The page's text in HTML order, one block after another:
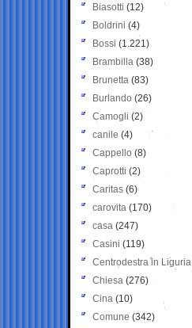
Biasotti (12)
Boldrini (4)
Bossi (1.221)
Brambilla (38)
Brunetta (83)
Burlando (26)
Camogli (2)
canile (4)
Cappello (8)
Caprotti (2)
Caritas (6)
carovita (170)
casa (247)
Casini (119)
Centrodestra in Liguria
Chiesa (276)
Cina (10)
Comune (342)